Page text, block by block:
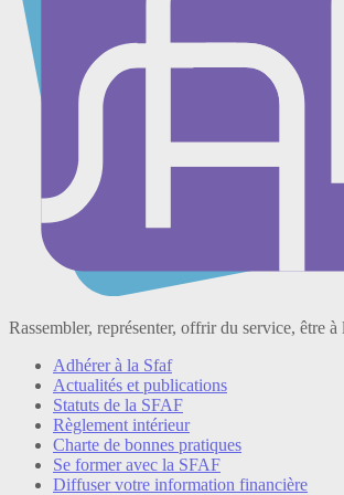
Rassembler, représenter, offrir du service, être
Adhérer à la Sfaf
Actualités et publications
Statuts de la SFAF
Règlement intérieur
Charte de bonnes pratiques
Se former avec la SFAF
Diffuser votre information financière